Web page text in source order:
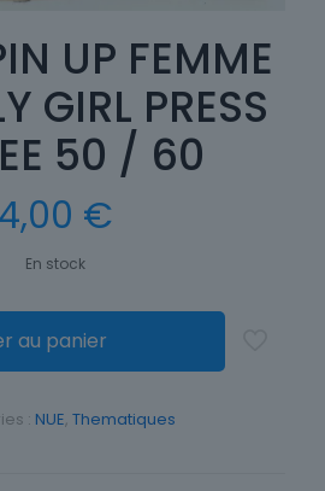
UP FEMME
GIRL PRESS
50 / 60
4,00 €
En stock
au panier
: NUE, Thematiques